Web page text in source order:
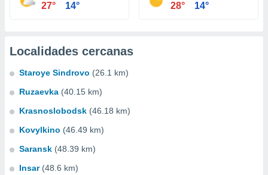
27° 14° 28° 14°
Localidades cercanas
Staroye Sindrovo (26.1 km)
Ruzaevka (40.15 km)
Krasnoslobodsk (46.18 km)
Kovylkino (46.49 km)
Saransk (48.39 km)
Insar (48.6 km)